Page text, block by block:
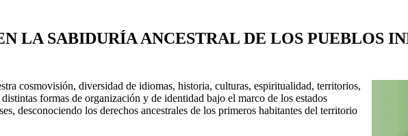
LA SABIDURÍA ANCESTRAL DE LOS PUEBLOS
cosmovisión, diversidad de idiomas, historia, culturas, espiritualidad, territorios,
formas de organización y de identidad bajo el marco de los estados
desconociendo los derechos ancestrales de los primeros habitantes del territorio